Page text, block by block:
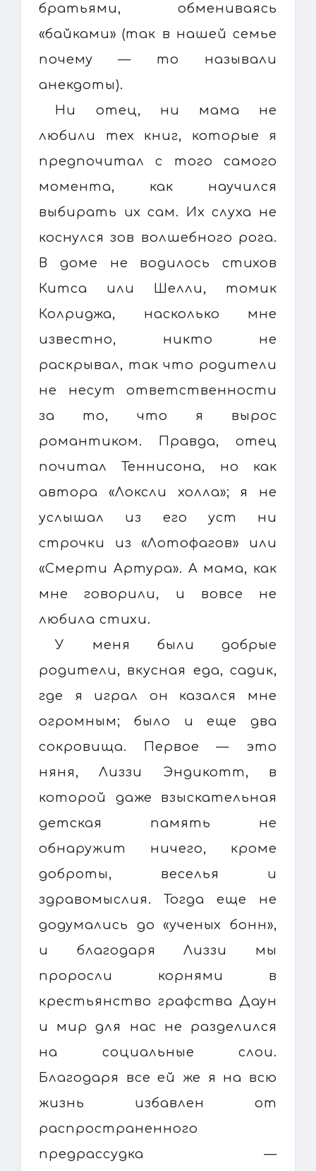
братьями, обмениваясь
«байками» (так в нашей семье
почему — то называли
анекдоты).
Ни отец, ни мама не
любили тех книг, которые я
предпочитал с того самого
момента, как научился
выбирать их сам. Их слуха не
коснулся зов волшебного рога.
В доме не водилось стихов
Китса или Шелли, томик
Колриджа, насколько мне
известно, никто не
раскрывал, так что родители
не несут ответственности
за то, что я вырос
романтиком. Правда, отец
почитал Теннисона, но как
автора «Локсли холла»; я не
услышал из его уст ни
строчки из «Лотофагов» или
«Смерти Артура». А мама, как
мне говорили, и вовсе не
любила стихи.
У меня были добрые
родители, вкусная еда, садик,
где я играл он казался мне
огромным; было и еще два
сокровища. Первое — это
няня, Лиззи Эндикотт, в
которой даже взыскательная
детская память не
обнаружит ничего, кроме
доброты, веселья и
здравомыслия. Тогда еще не
додумались до «ученых бонн»,
и благодаря Лиззи мы
проросли корнями в
крестьянство графства Даун
и мир для нас не разделился
на социальные слои.
Благодаря все ей же я на всю
жизнь избавлен от
распространенного
предрассудка —